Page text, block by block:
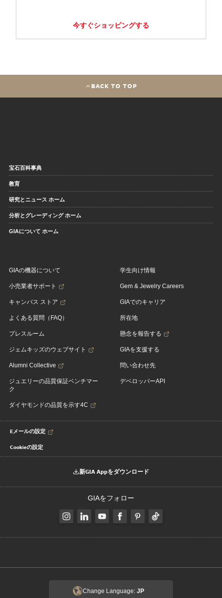
今すぐショッピングする
BACK TO TOP
宝石百科事典
教育
研究とニュース ホーム
分析とグレーディング ホーム
GIAについて ホーム
GIAの機器について
小売業者サポート
キャンパス ストア
よくある質問（FAQ）
プレスルーム
ジェムキッズのウェブサイト
Alumni Collective
ジュエリーの品質保証ベンチマー
ク
ダイヤモンドの品質を示す4C
学生向け情報
Gem & Jewelry Careers
GIAでのキャリア
所在地
懸念を報告する
GIAを支援する
問い合わせ先
デベロッパーAPI
Eメールの設定
Cookieの設定
新GIA Appをダウンロード
GIAをフォロー
Change Language: JP